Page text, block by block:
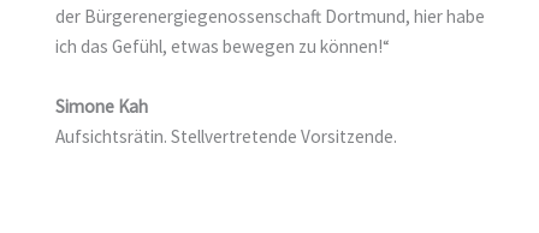
der Bürgerenergiegenossenschaft Dortmund, hier habe
ich das Gefühl, etwas bewegen zu können!“
Simone Kah
Aufsichtsrätin. Stellvertretende Vorsitzende.